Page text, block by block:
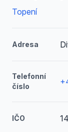
Topení
Adresa
Telefonní
číslo
IČO